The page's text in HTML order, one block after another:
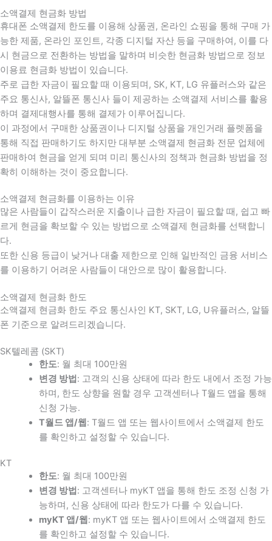
소액결제 현금화 방법
휴대폰 소액결제 한도를 이용해 상품권, 온라인 쇼핑을 통해 구매 가
능한 제품, 온라인 포인트, 각종 디지털 자산 등을 구매하여, 이를 다
시 현금으로 전환하는 방법을 말하며 비슷한 현금화 방법으로 정보
이용료 현금화 방법이 있습니다.
주로 급한 자금이 필요할 때 이용되며, SK, KT, LG 유플러스와 같은
주요 통신사, 알뜰폰 통신사 들이 제공하는 소액결제 서비스를 활용
하며 결제대행사를 통해 결제가 이루어집니다.
이 과정에서 구매한 상품권이나 디지털 상품을 개인거래 플렛폼을
통해 직접 판매하기도 하지만 대부분 소액결제 현금화 전문 업체에
판매하여 현금을 얻게 되며 미리 통신사의 정책과 현금화 방법을 정
확히 이해하는 것이 중요합니다.
소액결제 현금화를 이용하는 이유
많은 사람들이 갑작스러운 지출이나 급한 자금이 필요할 때 , 쉽고 빠
르게 현금을 확보할 수 있는 방법으로 소액결제 현금화를 선택합니
다.
또한 신용 등급이 낮거나 대출 제한으로 인해 일반적인 금융 서비스
를 이용하기 어려운 사람들이 대안으로 많이 활용합니다.
소액결제 현금화 한도
소액결제 현금화 한도 주요 통신사인 KT, SKT, LG, U유플러스, 알뜰
폰 기준으로 알려드리겠습니다.
SK텔레콤 (SKT)
한도: 월 최대 100만원
변경 방법 : 고객의 신용 상태에 따라 한도 내에서 조정 가능
하며, 한도 상향을 원할 경우 고객센터나 T월드 앱을 통해
신청 가능.
T월드 앱/웹 : T월드 앱 또는 웹사이트에서 소액결제 한도
를 확인하고 설정할 수 있습니다.
KT
한도: 월 최대 100만원
변경 방법 : 고객센터나 myKT 앱을 통해 한도 조정 신청 가
능하며, 신용 상태에 따라 한도가 다를 수 있습니다.
myKT 앱/웹 : myKT 앱 또는 웹사이트에서 소액결제 한도
를 확인하고 설정할 수 있습니다.